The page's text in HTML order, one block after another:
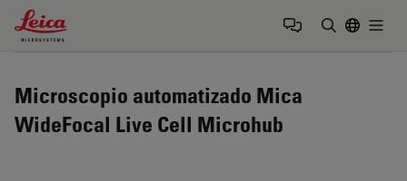
Leica Microsystems Logo
Microscopio automatizado Mica
WideFocal Live Cell Microhub